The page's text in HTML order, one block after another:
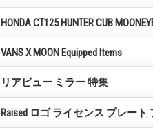
HONDA CT125 HUNTER CUB
VANS X MOON Equipped Items
リアビュー ミラー 特集
Raised ロゴ ライセンス プレート